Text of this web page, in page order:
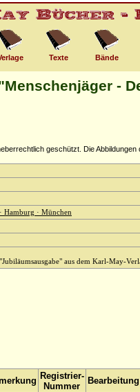
Texte Bände
-
geschützt. Die Abbildungen
Hamburg · München
aus dem Karl-May-
Registrier-
Nummer
Bearbeitung